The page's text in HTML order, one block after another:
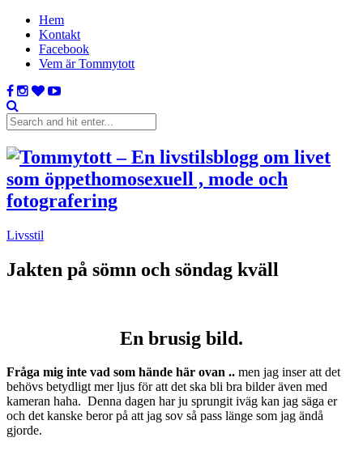
Hem
Kontakt
Facebook
Vem är Tommytott
Livsstil
Jakten på sömn och söndag kväll
En brusig bild.
Fråga mig inte vad som hände här ovan .. men jag inser att det
behövs betydligt mer ljus för att det ska bli bra bilder även med
kameran haha. Denna dagen har ju sprungit iväg kan jag säga er
och det kanske beror på att jag sov så pass länge som jag ändå
gjorde.